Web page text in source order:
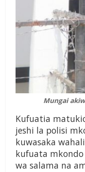
Mungai
Kufuatia
jeshi la polisi
kuwasaka
kufuata
wa salama na